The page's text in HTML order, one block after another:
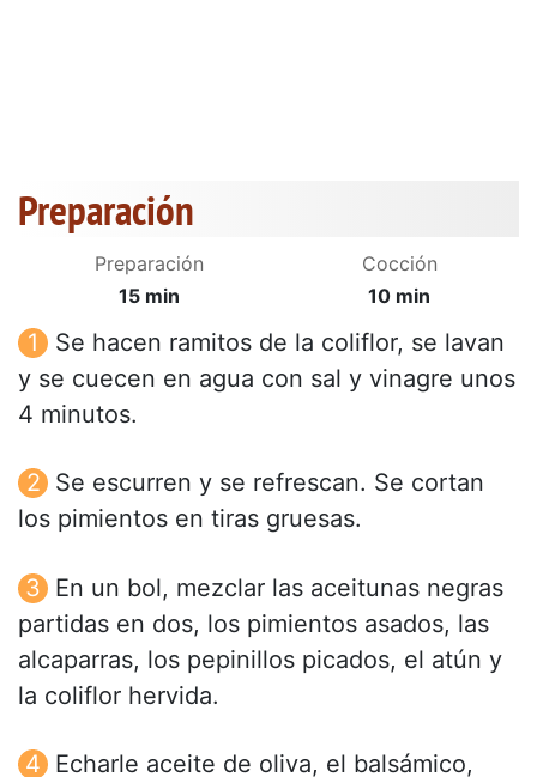
Preparación
Preparación
15 min
Cocción
10 min
Se hacen ramitos de la coliflor, se lavan
y se cuecen en agua con sal y vinagre unos
4 minutos.
Se escurren y se refrescan. Se cortan
los pimientos en tiras gruesas.
En un bol, mezclar las aceitunas negras
partidas en dos, los pimientos asados, las
alcaparras, los pepinillos picados, el atún y
la coliflor hervida.
Echarle aceite de oliva, el balsámico,